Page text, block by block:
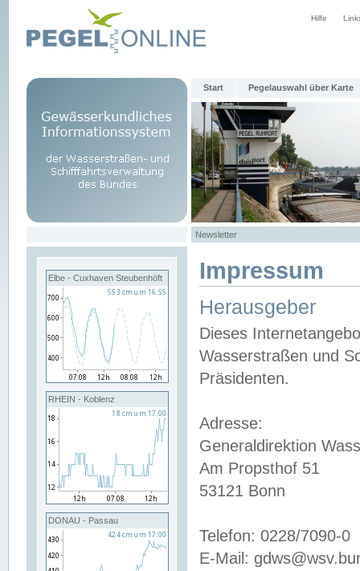
Hilfe
Start Pegelauswahl über Karte
Newsletter
Elbe - Cuxhaven Steubenhöft
RHEIN - Koblenz
DONAU - Passau
Impressum
Herausgeber
Dieses
Wasserstraßen und
Präsidenten.
Adresse:
Generaldirektion
Am Propsthof 51
53121 Bonn
Telefon: 0228/7090-0
E-Mail: